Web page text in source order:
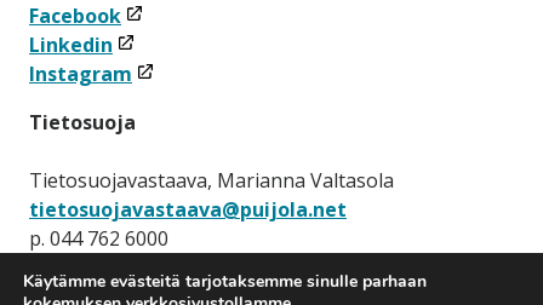
Facebook(linkki
avataan
uuteen
Linkedin (linkki
avataan
ikkunaan)
Instagram (linkki
uuteen
Tietosuoja
Tietosuojavastaava, Marianna Valtasola
tietosuojavastaava@puijola.net
p. 044 762 6000
Tietosuojaseloste
Käytämme evästeitä tarjotaksemme sinulle parhaan